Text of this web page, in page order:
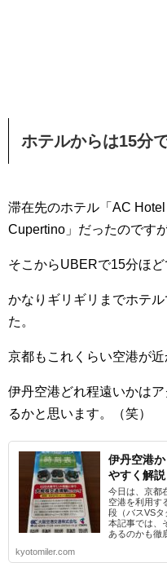
ホテルからは15分
滞在先のホテル「AC
Cupertino」だったのですが
そこからUBERで15分ほど
かなりギリギリまでホテ
た。
京都もこれくらい空港が近
伊丹空港どれ程遠いかは
るかと思います。（笑）
伊丹空港
やすく解説
今日は、京都
空港を利用す
段（バスVSタ
本記事では、
あるのかも徹
kyotomiler.com